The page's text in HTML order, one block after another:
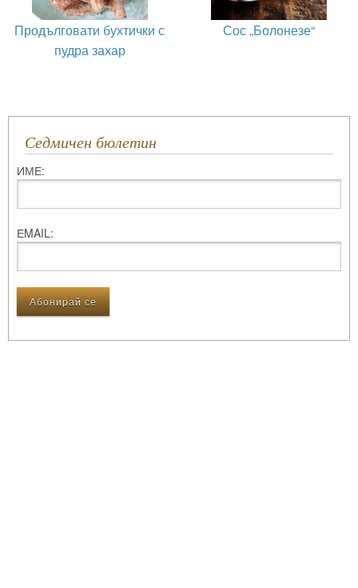
Продълговати бухтички с
пудра захар
Сос „Болонезе“
Седмичен бюлетин
ИМЕ:
ЕMAIL: